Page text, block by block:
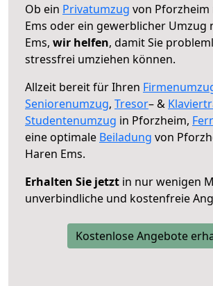
Ob ein Privatumzug von Pforzheim
Ems oder ein gewerblicher Umzug
Ems, wir helfen, damit Sie
stressfrei umziehen können.
Allzeit bereit für Ihren
Seniorenumzug, Tresor– &
Studentenumzug in Pforzheim,
eine optimale Beiladung von
Haren Ems.
Erhalten Sie jetzt in nur wenigen
unverbindliche und kostenfreie
Kostenlose Angebote